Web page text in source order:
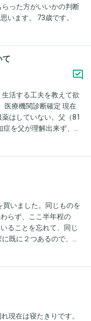
った方がいいかの判断
はどうすると良いのか教えて頂けたらと思います。 73歳です。
て
生活する工夫を教えて欲
はしていない。父（81
ター養成講座も受講し
な態度が、更に認知症
すが） こういっ
スや方法はありますで
いました。同じものを
らず、ここ半年程の
ることを忘れて、同じ
既に２つあるので、今
持っていることを忘れ
とハッ！と思い出し、
した。 普通なら
持っていないからと思
現在は寝たきりです。